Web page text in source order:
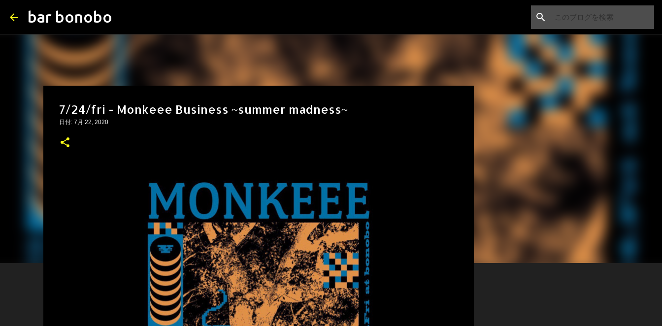
bar bonobo
7/24/fri - Monkeee Business ~summer madness~
日付: 7月 22, 2020